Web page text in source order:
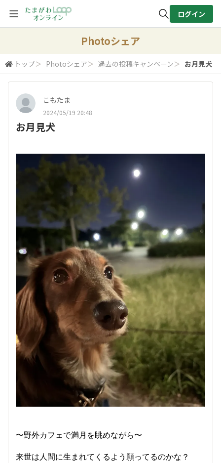
検索
ログイン
Photoシェア
トップ＞ Photoシェア＞ 過去の投稿キャンペーン＞ お月見犬
こもたま
2024/05/19 20:48
お月見犬
〜野外カフェで満月を眺めながら〜
来世は人間に生まれてくるよう願ってるのかな？